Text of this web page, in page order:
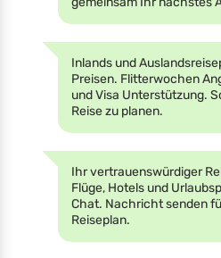
Inlands und
Preisen. Flitterwochen
und Visa Unterstützung.
Reise zu planen.
Ihr vertrauenswürdiger
Flüge, Hotels und
Chat. Nachricht senden
Reiseplan.